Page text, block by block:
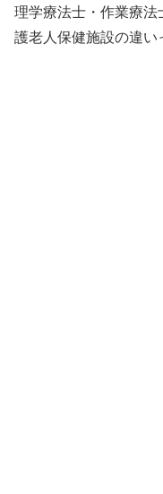
理学療法士・作業療
護老人保健施設の違い